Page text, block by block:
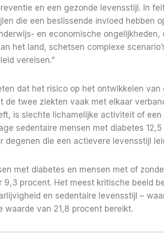
en een gezonde levensstijl. In
die een beslissende invloed hebben
en economische
het land, schetsen complexe
vereisen.”
dat het risico op het ontwikkelen
de twee ziekten vaak met elkaar
is slechte lichamelijke activiteit of
sedentaire mensen met diabetes
degenen die een actievere levensstijl
met diabetes en mensen met of
9,3 procent. Het meest kritische beeld
en sedentaire levensstijl –
waarde van 21,8 procent bereikt.